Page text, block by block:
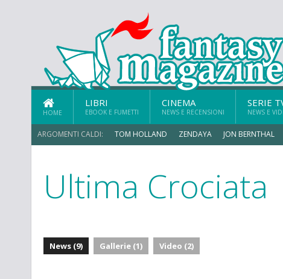
HOME
LIBRI
EBOOK E FUMETTI
CINEMA
NEWS E RECENSIONI
SERIE
NEWS E
ARGOMENTI CALDI: TOM HOLLAND ZENDAYA JON BERNTHAL
MICHAEL MANDO
Ultima Crociata
News (9) Gallerie (1) Video (2)